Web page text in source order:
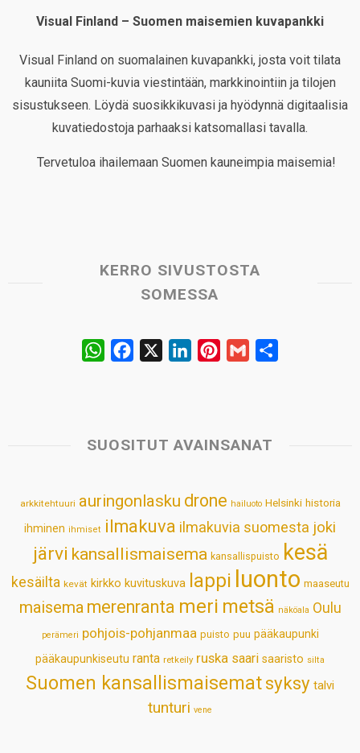
Visual Finland – Suomen maisemien kuvapankki
Visual Finland on suomalainen kuvapankki, josta voit tilata
kauniita Suomi-kuvia viestintään, markkinointiin ja tilojen
sisustukseen. Löydä suosikkikuvasi ja hyödynnä digitaalisia
kuvatiedostoja parhaaksi katsomallasi tavalla.
Tervetuloa ihailemaan Suomen kauneimpia maisemia!
KERRO SIVUSTOSTA
SOMESSA
W
s
p
b
k
e
n
e
s
t
l
SUOSITUT AVAINSANAT
arkkitehtuuri auringonlasku drone hailuoto Helsinki historia
ihminen ihmiset ilmakuva ilmakuvia suomesta joki
järvi kansallismaisema kansallispuisto kesä
kesäilta kevät kirkko kuvituskuva lappi luonto maaseutu
maisema merenranta meri metsä näköala Oulu
perämeri pohjois-pohjanmaa puisto puu pääkaupunki
pääkaupunkiseutu ranta retkeily ruska saari saaristo silta
Suomen kansallismaisematsyksy talvi
tunturi vene